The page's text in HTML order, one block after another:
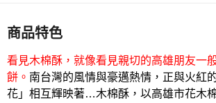
商品特色
看見木棉酥，就像看見親切的高雄朋友一
餅。 南台灣的風情與豪邁熱情，正與火紅
花」相互輝映著…木棉酥，以高雄市花木